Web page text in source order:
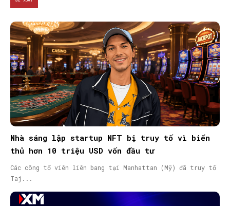
Nhà sáng lập startup NFT bị truy tố vì biển
thủ hơn 10 triệu USD vốn đầu tư
Các công tố viên liên bang tại Manhattan (Mỹ) đã truy tố
Taj...